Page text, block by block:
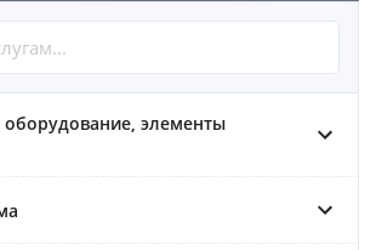
оборудование, элементы